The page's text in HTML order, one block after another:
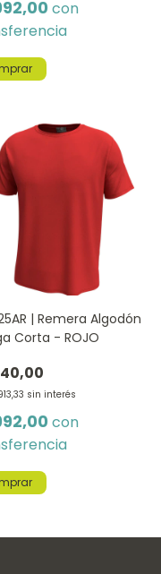
con
| Remera Algodón
Corta - ROJO
sin interés
con